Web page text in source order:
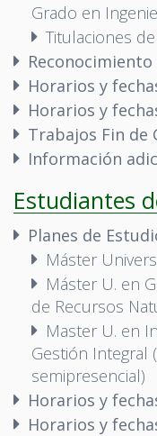
Grado en
Titulaciones
Horarios y
Horarios y
Trabajos Fin de
Información
Estudiantes
Planes de
Máster
Máster U. en
de Recursos
Master U. en
Gestión Integral
semipresencial)
Horarios y
Horarios y